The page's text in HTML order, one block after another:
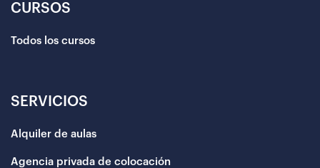
CURSOS
Todos los cursos
SERVICIOS
Alquiler de aulas
Agencia privada de colocación